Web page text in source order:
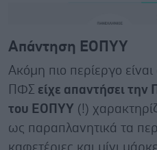
Απάντηση ΕΟΠΥΥ
Ακόμη πιο περίεργο
ΠΦΣ είχε απαντήσει την
του ΕΟΠΥΥ (!)
ως παραπλανητικά τα
καφετέριες και μίνι